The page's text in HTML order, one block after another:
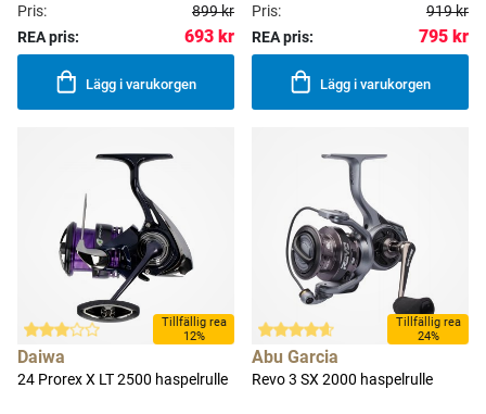
Pris:
899 kr
REA pris:
693 kr
Lägg i varukorgen
Pris:
919 kr
REA pris:
795 kr
Lägg i varukorgen
Tillfällig rea
12%
Daiwa
24 Prorex X LT 2500 haspelrulle
Tillfällig rea
24%
Abu Garcia
Revo 3 SX 2000 haspelrulle